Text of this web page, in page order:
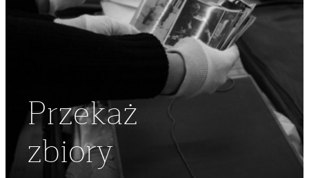
Przekaż
zbiory